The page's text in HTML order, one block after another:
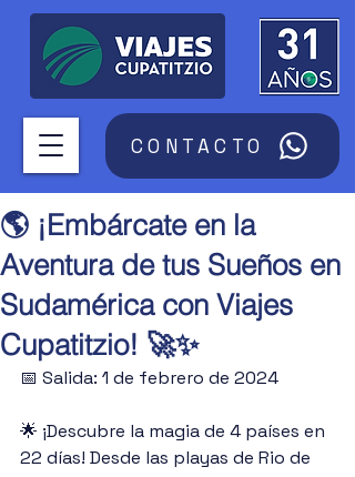
CONTACTO
🌎 ¡Embárcate en la
Aventura de tus Sueños en
Sudamérica con Viajes
Cupatitzio! 🚀✨
📅 Salida: 1 de febrero de 2024
🌟 ¡Descubre la magia de 4 países en
22 días! Desde las playas de Rio de